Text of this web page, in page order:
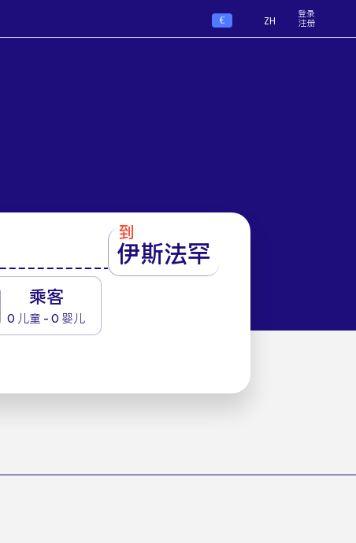
€ ZH
登录
注册
到
伊斯法罕
乘客
0 儿童 - 0 婴儿